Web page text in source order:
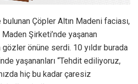
bulunan Çöpler Altın Madeni faciası,
Şirketi’nde yaşanan
önüne serdi. 10 yıldır burada
yaşananları “Tehdit ediliyoruz,
hiç bu kadar çaresiz